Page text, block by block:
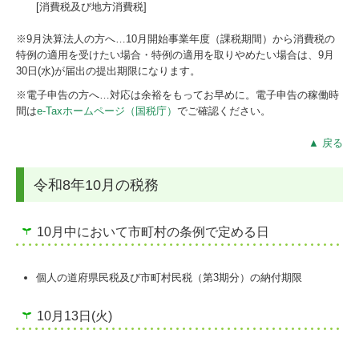
[消費税及び地方消費税]
※9月決算法人の方へ…10月開始事業年度（課税期間）から消費税の
特例の適用を受けたい場合・特例の適用を取りやめたい場合は、9月
30日(水)が届出の提出期限になります。
※電子申告の方へ…対応は余裕をもってお早めに。電子申告の稼働時
間はe-Taxホームページ（国税庁） でご確認ください。
▲ 戻る
令和8年10月の税務
10月中において市町村の条例で定める日
個人の道府県民税及び市町村民税（第3期分）の納付期限
10月13日(火)